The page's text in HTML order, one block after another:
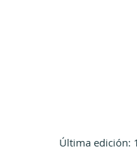
Última edición: